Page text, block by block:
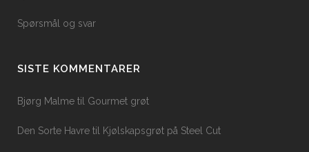
Spørsmål og svar
SISTE KOMMENTARER
Bjørg Malme til Gourmet grøt
Den Sorte Havre til Kjølskapsgrøt på Steel Cut